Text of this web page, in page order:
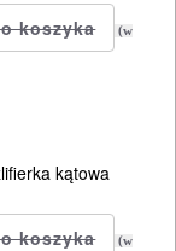
(w
kątowa
(w